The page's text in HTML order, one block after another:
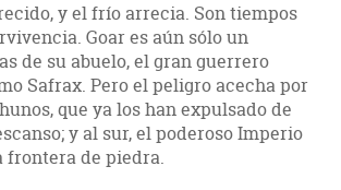
y el frío arrecia. Son tiempos
Goar es aún sólo un
de su abuelo, el gran guerrero
Safrax. Pero el peligro acecha por
que ya los han expulsado de
y al sur, el poderoso Imperio
frontera de piedra.